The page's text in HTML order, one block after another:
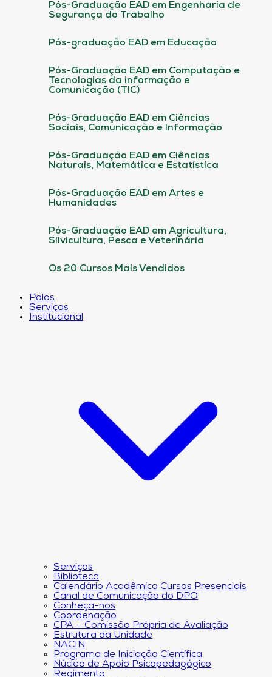
Pós-Graduação EAD em Engenharia de
Segurança do Trabalho
Pós-graduação EAD em Educação
Pós-Graduação EAD em Computação e
Tecnologias da informação e
Comunicação (TIC)
Pós-Graduação EAD em Ciências
Sociais, Comunicação e Informação
Pós-Graduação EAD em Ciências
Naturais, Matemática e Estatística
Pós-Graduação EAD em Artes e
Humanidades
Pós-Graduação EAD em Agricultura,
Silvicultura, Pesca e Veterinária
Os 20 Cursos Mais Vendidos
Polos
Serviços
Institucional
Serviços
Biblioteca
Calendário Acadêmico Cursos Presenciais
Canal de Comunicação do DPO
Conheça-nos
Coordenação
CPA – Comissão Própria de Avaliação
Estrutura da Unidade
NACIN
Programa de Iniciação Científica
Núcleo de Apoio Psicopedagógico
Regimento